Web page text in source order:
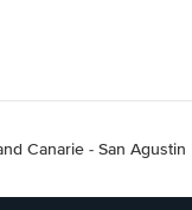
Canarie - San Agustin